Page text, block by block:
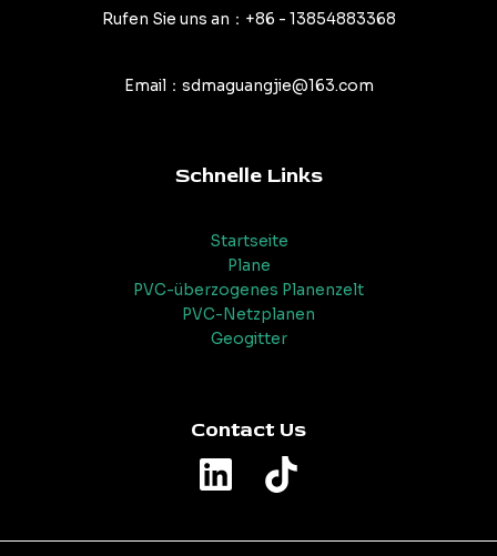
Rufen Sie uns an：+86 - 13854883368
Email：sdmaguangjie@163.com
Schnelle Links
Startseite
Plane
PVC-überzogenes Planenzelt
PVC-Netzplanen
Geogitter
Contact Us